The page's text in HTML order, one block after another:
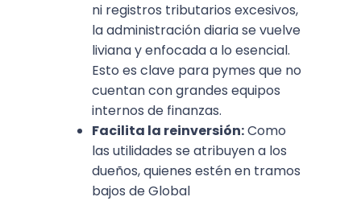
ni registros tributarios excesivos,
la administración diaria se vuelve
liviana y enfocada a lo esencial.
Esto es clave para pymes que no
cuentan con grandes equipos
internos de finanzas.
Facilita la reinversión:Como
las utilidades se atribuyen a los
dueños, quienes estén en tramos
bajos de Global